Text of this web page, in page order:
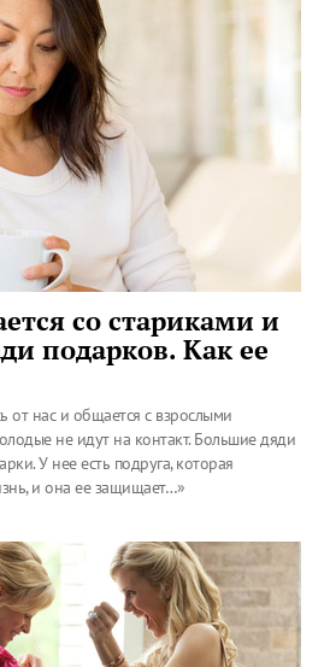
со стариками и
подарков. Как ее
от нас и общается с взрослыми
не идут на контакт. Большие дяди
У нее есть подруга, которая
и она ее защищает…»